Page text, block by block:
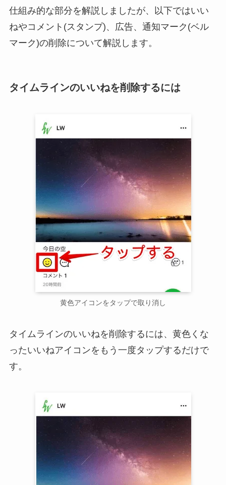
仕組み的な部分を解説しましたが、以下ではいい
ねやコメント(スタンプ)、広告、通知マーク(ベル
マーク)の削除について解説します。
タイムラインのいいねを削除するには
黄色アイコンをタップで取り消し
タイムラインのいいねを削除するには、黄色くな
ったいいねアイコンをもう一度タップするだけで
す。